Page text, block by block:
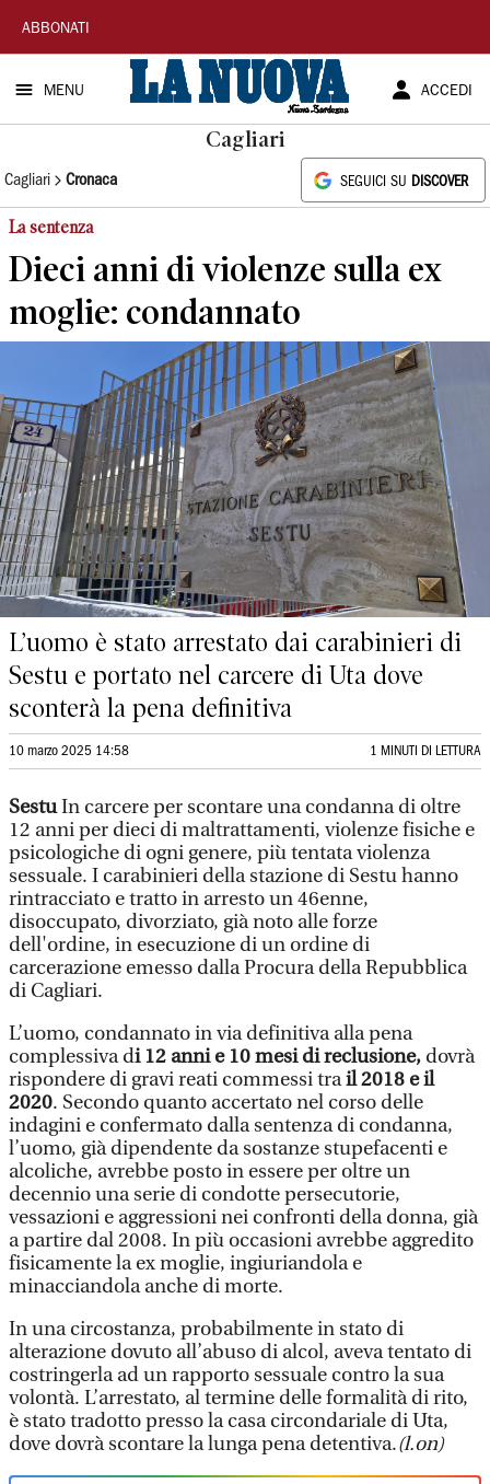
La
Nuova
Sardegna
ABBONATI
MENU ACCEDI
Cagliari
Cagliari Cronaca SEGUICI SU DISCOVER
La sentenza
Dieci anni di violenze sulla ex
moglie: condannato
L’uomo è stato arrestato dai carabinieri di
Sestu e portato nel carcere di Uta dove
sconterà la pena definitiva
10 marzo 2025 14:58 1 MINUTI DI LETTURA
SestuIn carcere per scontare una condanna di oltre
12 anni per dieci di maltrattamenti, violenze fisiche e
psicologiche di ogni genere, più tentata violenza
sessuale. I carabinieri della stazione di Sestu hanno
rintracciato e tratto in arresto un 46enne,
disoccupato, divorziato, già noto alle forze
dell'ordine, in esecuzione di un ordine di
carcerazione emesso dalla Procura della Repubblica
di Cagliari.
L’uomo, condannato in via definitiva alla pena
complessiva di 12 anni e 10 mesi di reclusione, dovrà
rispondere di gravi reati commessi trail 2018 e il
2020. Secondo quanto accertato nel corso delle
indagini e confermato dalla sentenza di condanna,
l’uomo, già dipendente da sostanze stupefacenti e
alcoliche, avrebbe posto in essere per oltre un
decennio una serie di condotte persecutorie,
vessazioni e aggressioni nei confronti della donna, già
a partire dal 2008. In più occasioni avrebbe aggredito
fisicamente la ex moglie, ingiuriandola e
minacciandola anche di morte.
In una circostanza, probabilmente in stato di
alterazione dovuto all’abuso di alcol, aveva tentato di
costringerla ad un rapporto sessuale contro la sua
volontà. L’arrestato, al termine delle formalità di rito,
è stato tradotto presso la casa circondariale di Uta,
dove dovrà scontare la lunga pena detentiva.(l.on)